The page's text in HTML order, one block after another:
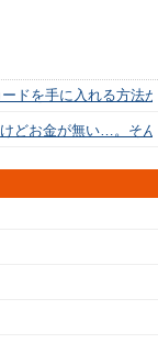
ドを手に入れる方法
どお金が無い…。そ